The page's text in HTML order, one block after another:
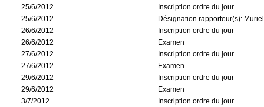
25/6/2012
Inscription ordre du jour
25/6/2012
Désignation rapporteur(s):
26/6/2012
Inscription ordre du jour
26/6/2012
Examen
27/6/2012
Inscription ordre du jour
27/6/2012
Examen
29/6/2012
Inscription ordre du jour
29/6/2012
Examen
3/7/2012
Inscription ordre du jour